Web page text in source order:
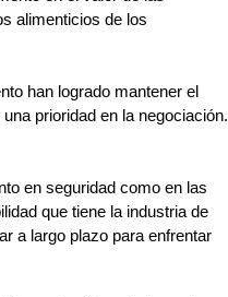
alimenticios de los
han logrado mantener el
prioridad en la negociación.
en seguridad como en las
que tiene la industria de
a largo plazo para enfrentar